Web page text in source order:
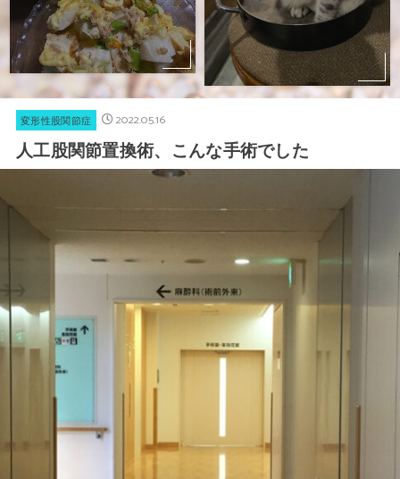
変形性股関節症 2022.05.16
人工股関節置換術、こんな手術でした